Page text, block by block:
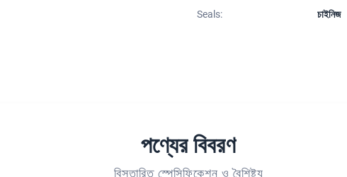
Seals: চাইনিজ
পণ্যের বিবরণ
বিস্তারিত স্পেসিফিকেশন ও বৈশিষ্ট্য